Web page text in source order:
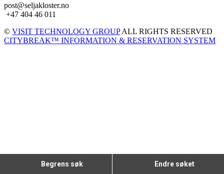
Begrens søk Endre søket
post@seljakloster.no
+47 404 46 011
© VISIT TECHNOLOGY GROUPALL RIGHTS RESERVED
CITYBREAK™ INFORMATION & RESERVATION SYSTEM